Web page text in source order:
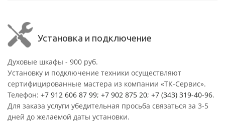
Установка и подключение
Духовые шкафы - 900 руб.
Установку и подключение техники осуществляют
сертифицированные мастера из компании «ТК-Сервис».
Телефон: +7 912 606 87 99; +7 902 875 20; +7 (343) 319-40-96.
Для заказа услуги убедительная просьба связаться за 3-5
дней до желаемой даты установки.